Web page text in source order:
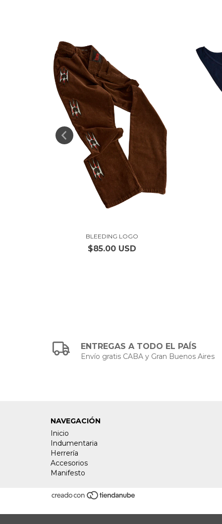
BLEEDING LOGO
$85.00 USD
ENTREGAS A TODO EL PAÍS
Envío gratis CABA y Gran Buenos Aires
NAVEGACIÓN
Inicio
Indumentaria
Herrería
Accesorios
Manifesto